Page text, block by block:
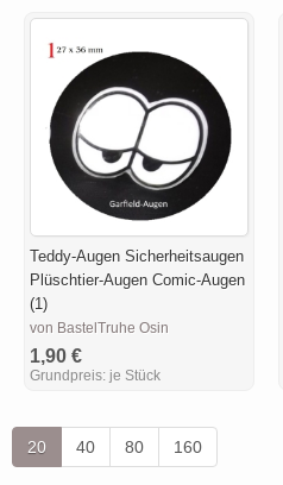
Teddy-Augen Sicherheitsaugen
Plüschtier-Augen Comic-Augen
(1)
von BastelTruhe Osin
1,90 €
Grundpreis: je Stück
20 40 80 160